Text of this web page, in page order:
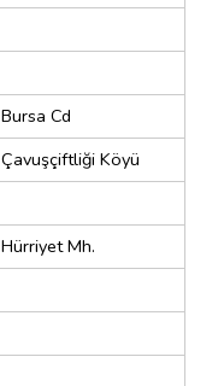
Bursa Cd
Çavuşçiftliği Köyü
Hürriyet Mh.